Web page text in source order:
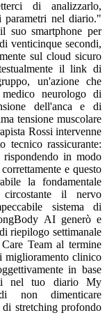
di analizzarlo,
parametri nel diario."
suo smartphone per
venticinque secondi,
sul cloud sicuro
il link di
un'azione che
neurologo di
dell'anca e di
tensione muscolare
Rossi intervenne
tecnico rassicurante:
in modo
e questo
la fondamentale
circostante il nervo
sistema di
AI generò e
riepilogo settimanale
Team al termine
miglioramento clinico
in base
nel tuo diario My
non dimenticare
di stretching profondo